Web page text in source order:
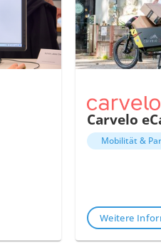
Carvelo
Mobilität &
Weitere